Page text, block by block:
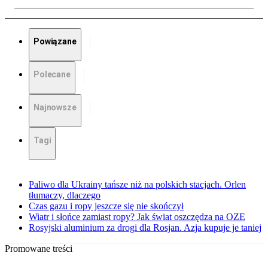
Powiązane
Polecane
Najnowsze
Tagi
Paliwo dla Ukrainy tańsze niż na polskich stacjach. Orlen
tłumaczy, dlaczego
Czas gazu i ropy jeszcze się nie skończył
Wiatr i słońce zamiast ropy? Jak świat oszczędza na OZE
Rosyjski aluminium za drogi dla Rosjan. Azja kupuje je taniej
Promowane treści